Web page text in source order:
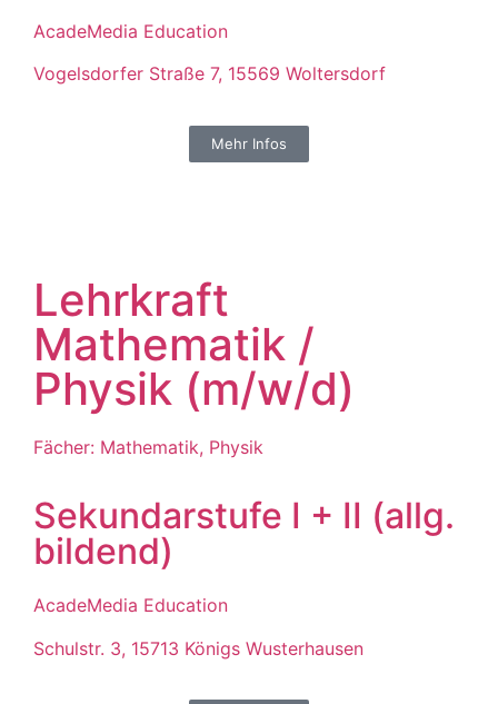
AcadeMedia Education
Vogelsdorfer Straße 7, 15569 Woltersdorf
Mehr Infos
Lehrkraft
Mathematik /
Physik (m/w/d)
Fächer: Mathematik, Physik
Sekundarstufe I + II (allg.
bildend)
AcadeMedia Education
Schulstr. 3, 15713 Königs Wusterhausen